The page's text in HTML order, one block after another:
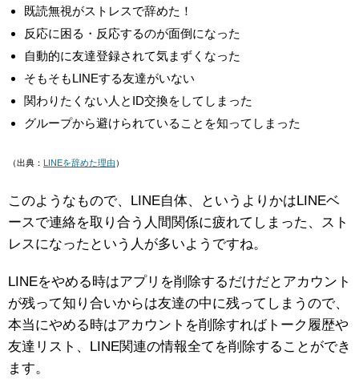
既読無視がストレスで辞めた！
反応に困る・反応するのが面倒になった
自動的に友達登録されて気まずくなった
そもそもLINEする友達がいない
関わりたくない人とID交換をしてしまった
グループから避けられていることを知ってしまった
（出典： LINEを辞めた理由）
このようなもので、LINE自体、というよりかはLINEベ
ースで連絡を取り合う人間関係に疲れてしまった、スト
レスになったという人が多いようですね。
LINEをやめる時はアプリを削除するだけだとアカウント
が残って知り合いからは友達の中に残ってしまうので、
本当にやめる時はアカウントを削除すればトーク履歴や
友達リスト、LINE関連の情報全てを削除することができ
ます。